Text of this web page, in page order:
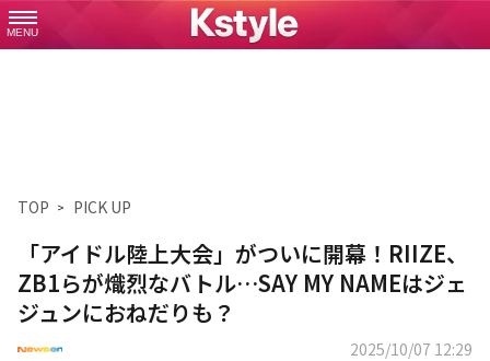
MENU
TOP PICK UP
「アイドル陸上大会」がついに開幕！RIIZE、
ZB1らが熾烈なバトル…SAY MY NAMEはジェ
ジュンにおねだりも？
2025/10/07 12:29